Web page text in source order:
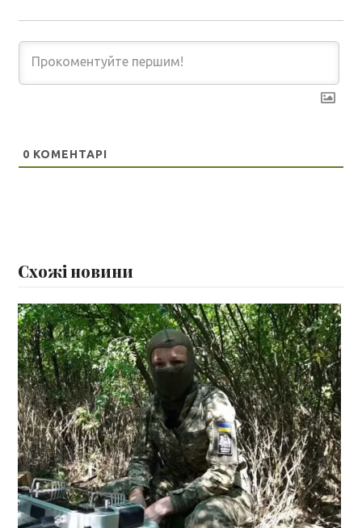
0 КОМЕНТАРІ
Схожі новини